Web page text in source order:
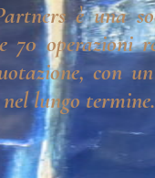
è una
70 operazioni
con
lungo termine.